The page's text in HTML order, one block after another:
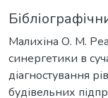
Малихіна О. М.
синергетики в
діагностування
будівельних